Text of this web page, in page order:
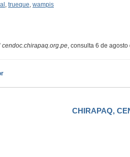
trueque wampis
cendoc.chirapaq.org.pe , consulta 6 de agosto
CHIRAPAQ,